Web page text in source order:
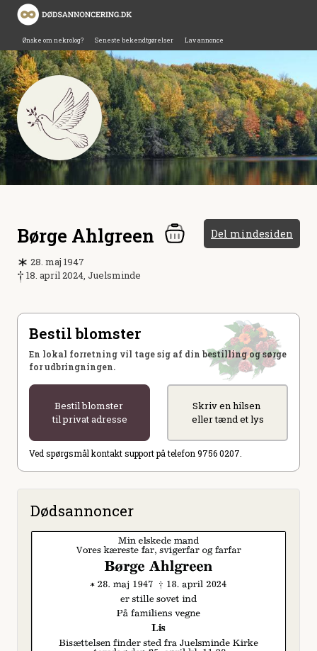
Ønske om nekrolog? Seneste bekendtgørelser Lav annonce
Børge Ahlgreen Del mindesiden
28. maj 1947
18. april 2024, Juelsminde
Bestil blomster
En lokal forretning vil tage sig af din bestilling og sørge
for udbringningen.
Bestil blomster
til privat adresse
Skriv en hilsen
eller tænd et lys
Ved spørgsmål kontakt support på telefon 9756 0207.
Dødsannoncer